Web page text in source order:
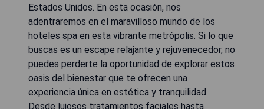
Estados Unidos. En esta ocasión, nos
adentraremos en el maravilloso mundo de los
hoteles spa en esta vibrante metrópolis. Si lo que
buscas es un escape relajante y rejuvenecedor, no
puedes perderte la oportunidad de explorar estos
oasis del bienestar que te ofrecen una
experiencia única en estética y tranquilidad.
Desde lujosos tratamientos faciales hasta